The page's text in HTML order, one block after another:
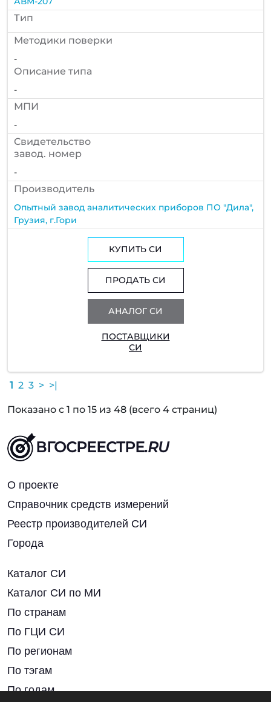
Тип
Методики поверки
-
Описание типа
-
МПИ
-
Cвидетельство
завод. номер
-
Производитель
Опытный завод аналитических приборов ПО "Дила",
Грузия, г.Гори
КУПИТЬ СИ
ПРОДАТЬ СИ
АНАЛОГ СИ
ПОСТАВЩИКИ
СИ
1 2 3 > >|
Показано с 1 по 15 из 48 (всего 4 страниц)
ВГОСРЕЕСТРЕ.RU
О проекте
Справочник средств измерений
Реестр производителей СИ
Города
Каталог СИ
Каталог СИ по МИ
По странам
По ГЦИ СИ
По регионам
По тэгам
По годам